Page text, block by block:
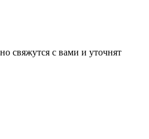
свяжутся с вами и уточнят